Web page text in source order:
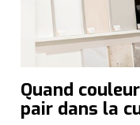
Quand
pair dans la